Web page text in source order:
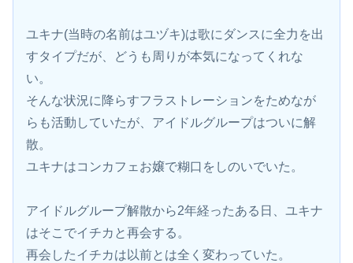
ユキナ(当時の名前はユヅキ)は歌にダンスに全力を出
すタイプだが、どうも周りが本気になってくれな
い。
そんな状況に降らすフラストレーションをためなが
らも活動していたが、アイドルグループはついに解
散。
ユキナはコンカフェお嬢で糊口をしのいでいた。
アイドルグループ解散から2年経ったある日、ユキナ
はそこでイチカと再会する。
再会したイチカは以前とは全く変わっていた。